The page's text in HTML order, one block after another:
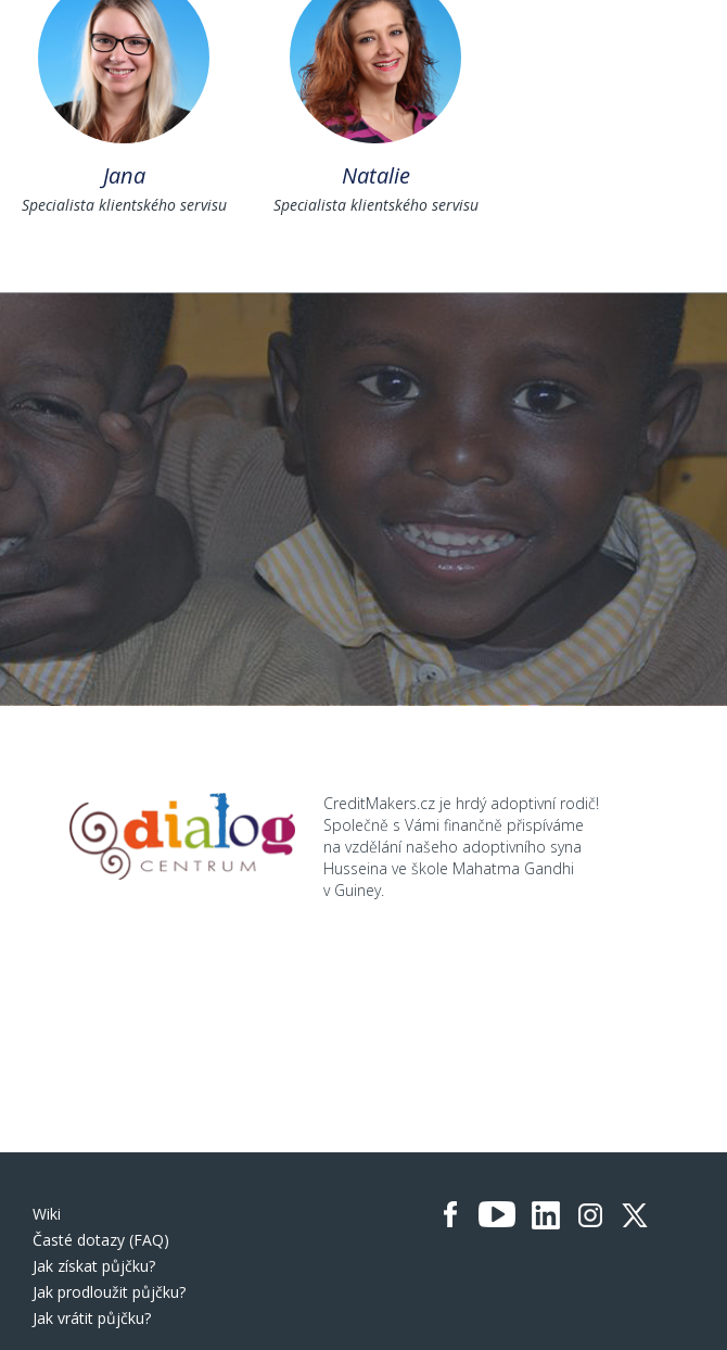
Jana
Specialista klientského servisu
Natalie
Specialista klientského servisu
CreditMakers.cz je hrdý adoptivní rodič!
Společně s Vámi finančně přispíváme
na vzdělání našeho adoptivního syna
Husseina ve škole Mahatma Gandhi
v Guiney.
Wiki
Časté dotazy (FAQ)
Jak získat půjčku?
Jak prodloužit půjčku?
Jak vrátit půjčku?